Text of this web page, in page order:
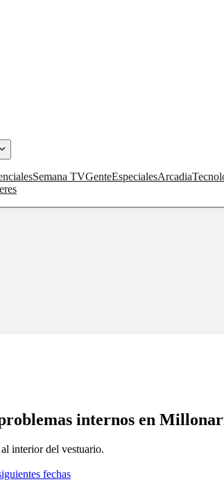
Semana TVGenteEspecialesArcadia
internos en
interior del vestuario.
fechas